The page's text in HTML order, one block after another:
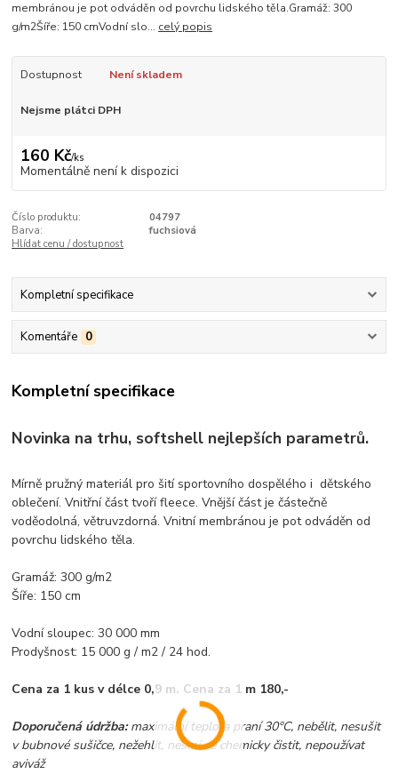
membránou je pot odváděn od povrchu lidského těla.Gramáž: 300
g/m2Šíře: 150 cmVodní slo... celý popis
Dostupnost Není skladem
Nejsme plátci DPH
160 Kč/ks
Momentálně není k dispozici
Číslo produktu:
04797
Barva:
fuchsiová
Hlídat cenu / dostupnost
Kompletní specifikace
Komentáře 0
Kompletní specifikace
Novinka na trhu, softshell nejlepších parametrů.
Mírně pružný materiál pro šití sportovního dospělého i dětského
oblečení. Vnitřní část tvoří fleece. Vnější část je částečně
voděodolná, větruvzdorná. Vnitní membránou je pot odváděn od
povrchu lidského těla.
Gramáž: 300 g/m2
Šíře: 150 cm
Vodní sloupec: 30 000 mm
Prodyšnost: 15 000 g / m2 / 24 hod.
Cena za 1 kus v délce 0,9 m. Cena za 1 m 180,-
Doporučená údržba:maximální teplota praní 30°C, nebělit, nesušit
v bubnové sušičce, nežehlit, nesmí se chemicky čistit, nepoužívat
aviváž